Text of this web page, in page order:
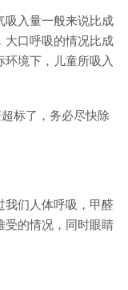
吸入量一般来说比成
大口呼吸的情况比成
境下，儿童所吸入
标了，务必尽快除
我们人体呼吸，甲醛
受的情况，同时眼睛